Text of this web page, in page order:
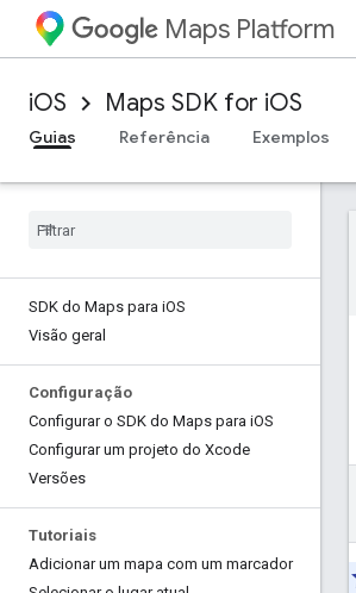
Maps Platform
iOS Maps SDK for iOS
Guias
Referência Exemplos
SDK do Maps para iOS
Visão geral
Configuração
Configurar o SDK do Maps para iOS
Configurar um projeto do Xcode
Versões
Tutoriais
Adicionar um mapa com um marcador